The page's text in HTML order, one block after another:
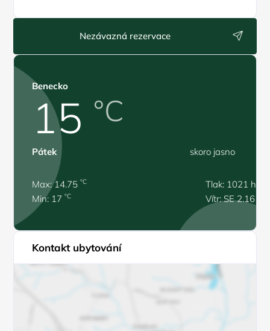
Nezávazná rezervace
Benecko
15 °C
Pátek skoro jasno
Max: 14.75°C
Min: 17°C
Tlak: 1021 hPa
Vítr: SE 2.16 m/
Kontakt ubytování